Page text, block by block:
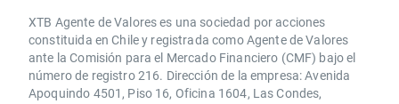
XTB Agente de Valores es una sociedad por acciones
constituida en Chile y registrada como Agente de Valores
ante la Comisión para el Mercado Financiero (CMF) bajo el
número de registro 216. Dirección de la empresa: Avenida
Apoquindo 4501, Piso 16, Oficina 1604, Las Condes,